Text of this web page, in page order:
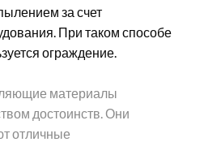
за счет
При таком способе
ограждение.
материалы
достоинств. Они
отличные